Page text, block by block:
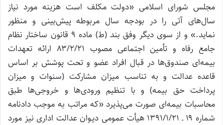
مجلس شورای اسلامی «دولت مکلف است هزینه مورد نیاز
سال‌های آتی را در بودجه سال مربوطه پیش‌بینی و منظور
نماید.» و از سوی دیگر وفق بند (ط) ماده ۹ قانون ساختار نظام
جامع رفاه و تأمین اجتماعی مصوب ۸۳/۲/۲۱ ارائه تعهدات
بیمه‌ای صندوق‌ها در قبال افراد عضو و تحت پوشش بر اساس
قاعده عدالت و به تناسب میزان مشارکت (سنوات و میزان
پرداخت حق بیمه) و با تنظیم ورودی‌ها و خروجی‌ها طبق
محاسبات بیمه‌ای صورت می‌پذیرد «که مراتب به موجب دادنامه
شماره ۱۹ ـ ۱۳۹۱/۱/۲۱ هیأت عمومی دیـوان عدالت اداری نیز مورد